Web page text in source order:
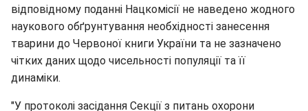
відповідному поданні Нацкомісії не наведено жодного
наукового обґрунтування необхідності занесення
тварини до Червоної книги України та не зазначено
чітких даних щодо чисельності популяції та її
динаміки.
"У протоколі засідання Секції з питань охорони